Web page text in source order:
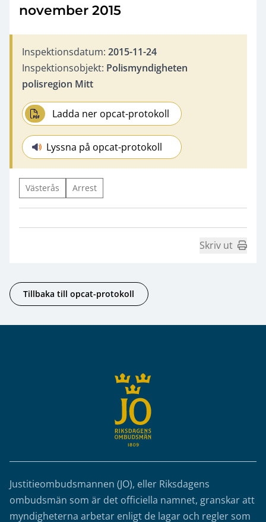
november 2015
Inspektionsdatum: 2015-11-24
Inspektionsobjekt: Polismyndigheten
polisregion Mitt
Ladda ner opcat-protokoll
Lyssna på opcat-protokoll
Västerås Arrest
Skriv ut
Tillbaka till opcat-protokoll
Justitieombudsmannen (JO), eller Riksdagens
ombudsmän som är det officiella namnet, granskar att
myndigheterna arbetar enligt de lagar och regler som